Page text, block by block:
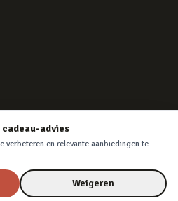
advies
en relevante aanbiedingen te
Weigeren